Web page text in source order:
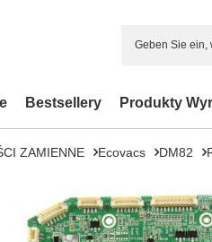
Bestsellery Produkty
ZAMIENNE Ecovacs DM82